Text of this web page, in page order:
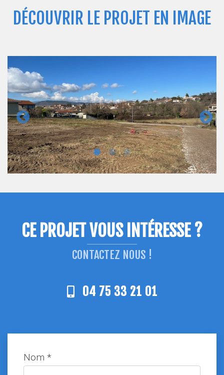
DÉCOUVRIR LE PROJET EN IMAGE
CE PROJET VOUS INTÉRESSE ?
CONTACTEZ NOUS !
04 75 33 21 01
Nom *